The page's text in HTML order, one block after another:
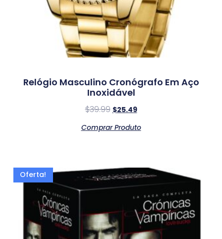
Relógio Masculino Cronógrafo Em Aço
Inoxidável
$39.99 $25.49
Comprar Produto
Oferta!